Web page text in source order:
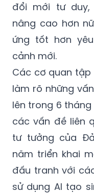
đổi mới tư duy,
nâng cao hơn
ứng tốt hơn
cảnh mới.
Các cơ quan tập
làm rõ những
lên trong 6
các vấn đề liên
tư tưởng của
năm triển khai
đấu tranh với
sử dụng AI tạo